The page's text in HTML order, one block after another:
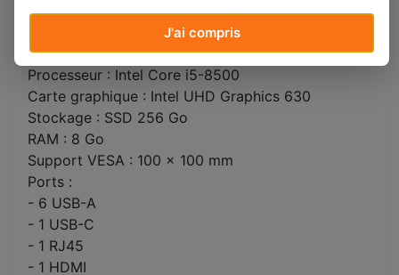
J'ai compris
Modèle : EliteDesk 800 G4 65W
Numéro produit : 4QC83EA#ABF
Système d'exploitation : Windows 11 Pro
Processeur : Intel Core i5-8500
Carte graphique : Intel UHD Graphics 630
Stockage : SSD 256 Go
RAM : 8 Go
Support VESA : 100 x 100 mm
Ports :
- 6 USB-A
- 1 USB-C
- 1 RJ45
- 1 HDMI